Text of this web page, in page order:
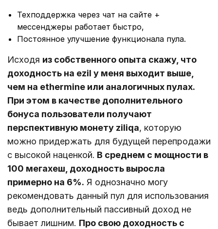
Техподдержка через чат на сайте +
мессенджеры работает быстро,
Постоянное улучшение функционала пула.
Исходя из собственного опыта скажу, что
доходность на ezil у меня выходит выше,
чем на ethermine или аналогичных пулах.
При этом в качестве дополнительного
бонуса пользователи получают
перспективную монету ziliqa, которую
можно придержать для будущей перепродажи
с высокой наценкой. В среднем с мощности в
100 мегахеш, доходность выросла
примерно на 6%. Я однозначно могу
рекомендовать данный пул для использования
ведь дополнительный пассивный доход не
бывает лишним. Про свою доходность с